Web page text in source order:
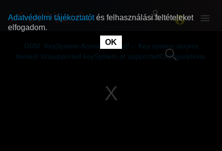
RÓLUNK
RÓLUNK
DRM: KeySystem Access Denied! -- Key system access
denied! Unsupported keySystem or supportedConfigurations.
Adatvédelmi tájékoztatótés felhasználási feltételeket
elfogadom.
OK